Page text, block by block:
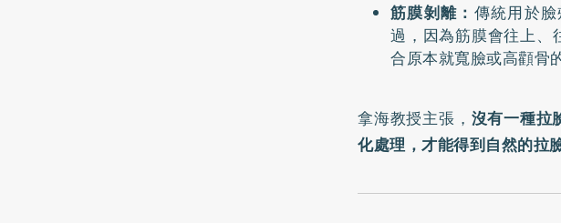
筋膜剝離： 傳統用於
過，因為筋膜會往上、
合原本就寬臉或高顴骨
拿海教授主張， 沒有一種拉
化處理，才能得到自然的拉